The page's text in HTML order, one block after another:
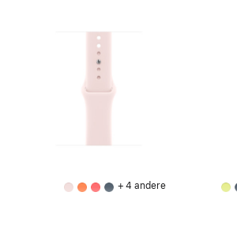
+ 4 andere